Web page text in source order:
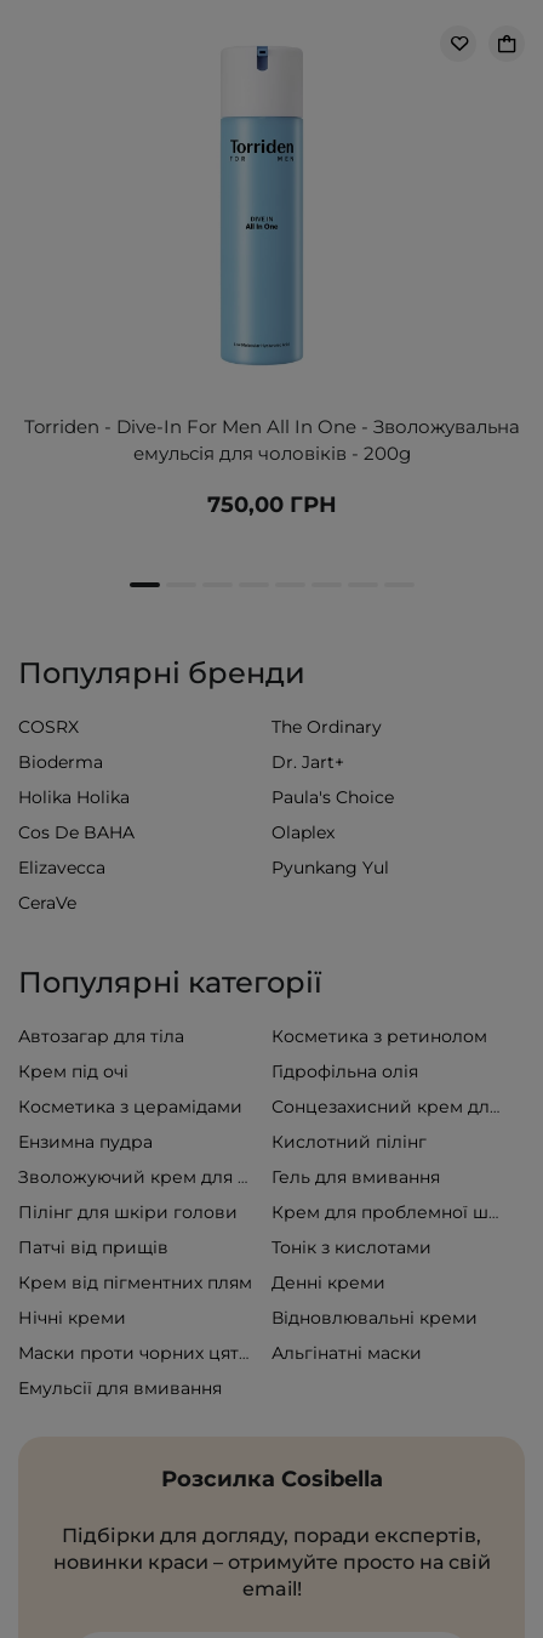
Torriden - Dive-In For Men All In One - Зволожувальна
емульсія для чоловіків - 200g
750,00 ГРН
Популярні бренди
COSRX
The Ordinary
Bioderma
Dr. Jart+
Holika Holika
Paula's Choice
Cos De BAHA
Olaplex
Elizavecca
Pyunkang Yul
CeraVe
Популярні категорії
Автозагар для тіла
Косметика з ретинолом
Крем під очі
Гідрофільна олія
Косметика з церамідами
Сонцезахисний крем для обличчя
Ензимна пудра Кислотний пілінг
Зволожуючий крем для обличчя
Гель для вмивання
Пілінг для шкіри голови
Крем для проблемної шкіри
Патчі від прищів
Тонік з кислотами
Крем від пігментних плям
Денні креми
Нічні креми
Відновлювальні креми
Маски проти чорних цяток
Альгінатні маски
Емульсії для вмивання
Розсилка Cosibella
Підбірки для догляду, поради експертів,
новинки краси – отримуйте просто на свій
email!